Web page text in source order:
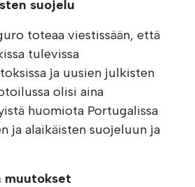
suojelu
toteaa viestissään, että
tulevissa
ja uusien julkisten
olisi aina
huomiota Portugalissa
ja alaikäisten suojeluun ja
muutokset